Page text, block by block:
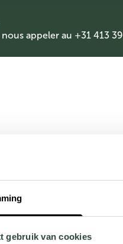
gebruik van cookies
appeler au +31 413